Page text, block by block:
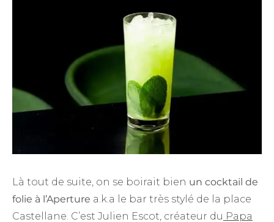
Là tout de suite, on se boirait bien un cocktail de
folie à l’Aperture a.k.a le bar très stylé de la place
Castellane. C’est Julien Escot, créateur du Papa